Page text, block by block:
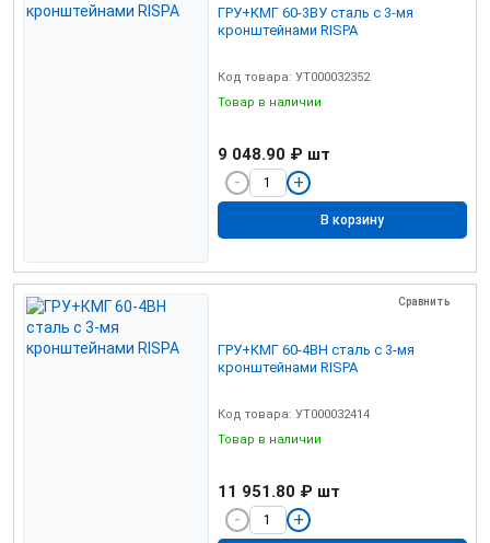
ГРУ+КМГ 60-3ВУ сталь с 3-мя
кронштейнами RISPA
Код товара: УТ000032352
Товар в наличии
9 048.90 ₽ шт
В корзину
Сравнить
ГРУ+КМГ 60-4ВН сталь с 3-мя
кронштейнами RISPA
Код товара: УТ000032414
Товар в наличии
11 951.80 ₽ шт